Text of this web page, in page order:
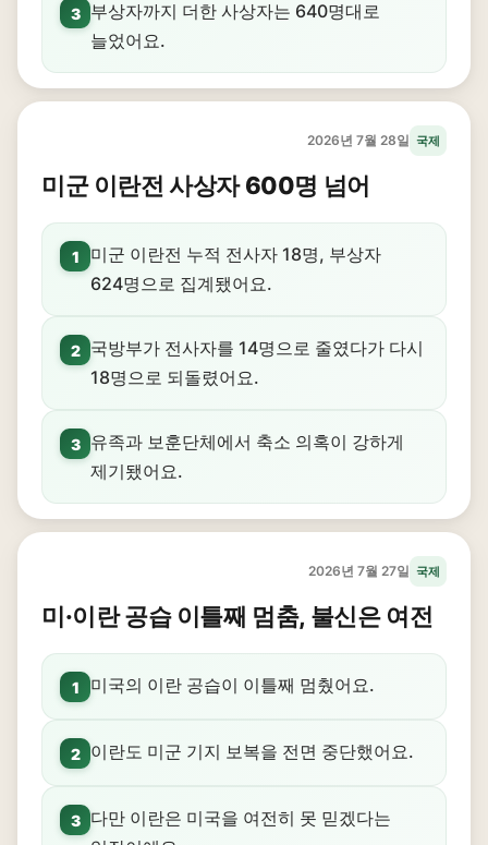
3
부상자까지 더한 사상자는 640명대로
늘었어요.
2026년 7월 28일 국제
미군 이란전 사상자 600명 넘어
1
미군 이란전 누적 전사자 18명, 부상자
624명으로 집계됐어요.
2
국방부가 전사자를 14명으로 줄였다가 다시
18명으로 되돌렸어요.
3
유족과 보훈단체에서 축소 의혹이 강하게
제기됐어요.
2026년 7월 27일 국제
미·이란 공습 이틀째 멈춤, 불신은 여전
1 미국의 이란 공습이 이틀째 멈췄어요.
2 이란도 미군 기지 보복을 전면 중단했어요.
3
다만 이란은 미국을 여전히 못 믿겠다는